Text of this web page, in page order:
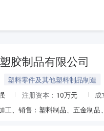
胶制品有限公司
塑料零件及其他塑料制品制造
注册资本： 10万元
成
工、销售：塑料制品、五金制